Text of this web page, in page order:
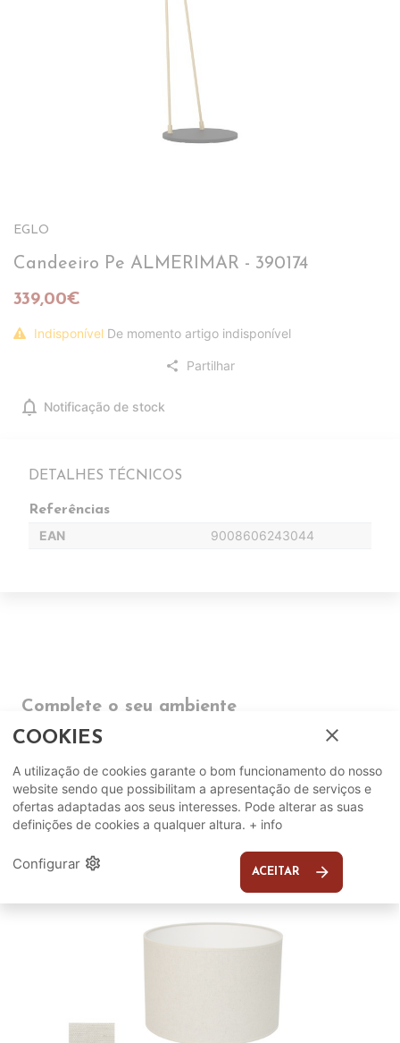
EGLO
Candeeiro Pe ALMERIMAR - 390174
339,00€
Indisponível De momento artigo indisponível
share Partilhar
notifications Notificação de stock
DETALHES TÉCNICOS
Referências
EAN 9008606243044
Complete o seu ambiente
COMPLEMENTOS
SUGERIDOS
COOKIES close
A utilização de cookies garante o bom funcionamento do nosso
website sendo que possibilitam a apresentação de serviços e
ofertas adaptadas aos seus interesses. Pode alterar as suas
definições de cookies a qualquer altura. + info
Configurar settings ACEITAR arrow_forward